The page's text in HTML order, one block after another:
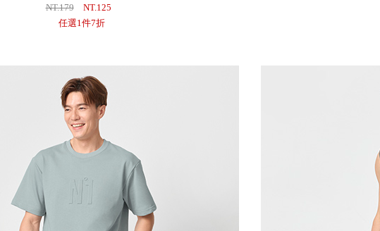
NT.179
NT.125
任選1件7折